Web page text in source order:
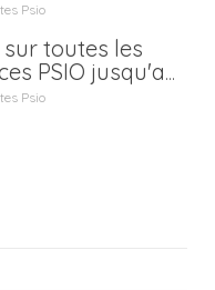
Psio
sur toutes les
PSIO jusqu'au
(location y
Psio